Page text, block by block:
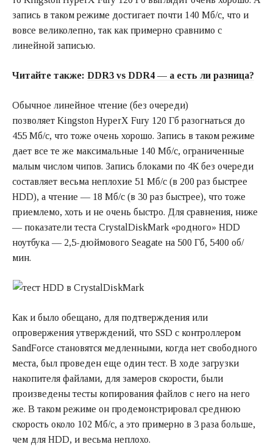
запись в таком режиме достигает почти 140 Мб/с, что и
вовсе великолепно, так как примерно сравнимо с
линейной записью.
Читайте также: DDR3 vs DDR4 — а есть ли разница?
Обычное линейное чтение (без очереди)
позволяет Kingston HyperX Fury 120 Гб разогнаться до
455 Мб/с, что тоже очень хорошо. Запись в таком режиме
дает все те же максимальные 140 Мб/с, ограниченные
малым числом чипов. Запись блоками по 4К без очереди
составляет весьма неплохие 51 Мб/с (в 200 раз быстрее
HDD), а чтение — 18 Мб/с (в 30 раз быстрее), что тоже
приемлемо, хоть и не очень быстро. Для сравнения, ниже
— показатели теста CrystalDiskMark «родного» HDD
ноутбука — 2,5-дюймового Seagate на 500 Гб, 5400 об/
мин.
Как и было обещано, для подтверждения или
опровержения утверждений, что SSD с контроллером
SandForce становятся медленными, когда нет свободного
места, был проведен еще один тест. В ходе загрузки
накопителя файлами, для замеров скорости, были
произведены тесты копирования файлов с него на него
же. В таком режиме он продемонстрировал среднюю
скорость около 102 Мб/с, а это примерно в 3 раза больше,
чем для HDD, и весьма неплохо.